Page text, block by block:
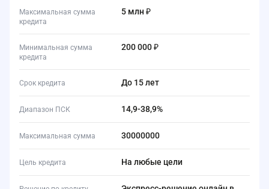
Максимальная сумма
кредита
5 млн ₽
Минимальная сумма
кредита
200 000 ₽
Срок кредита до 15 лет
Диапазон ПСК 14,9-38,9%
Максимальная сумма 30000000
Цель кредита На любые цели